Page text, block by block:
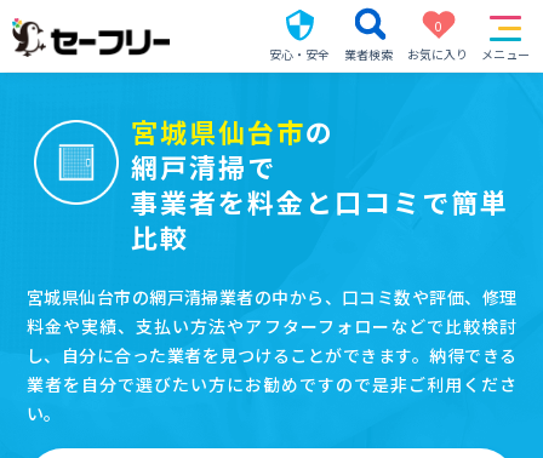
安心・安全 業者検索
0
お気に入り
メニュー
宮城県仙台市の
網戸清掃で
事業者を料金と口コミで簡単
比較
宮城県仙台市の網戸清掃業者の中から、口コミ数や評価、修理
料金や実績、支払い方法やアフターフォローなどで比較検討
し、自分に合った業者を見つけることができます。納得できる
業者を自分で選びたい方にお勧めですので是非ご利用くださ
い。